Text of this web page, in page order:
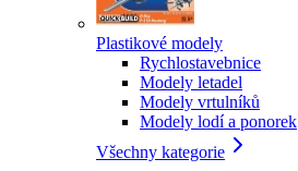
Plastikové modely
Rychlostavebnice
Modely letadel
Modely vrtulníků
Modely lodí a ponorek
Všechny kategorie